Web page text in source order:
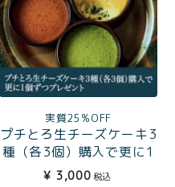
実質25%OFF
プチとろ生チーズケーキ3
種（各3個）購入で更に1
個ずつプレゼント
¥ 3,000 税込